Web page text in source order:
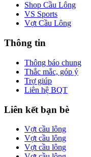
Shop Cầu Lông
VS Sports
Vợt Cầu Lông
Thông tin
Thông báo chung
Thắc mắc, góp ý
Trợ giúp
Liên hệ BQT
Liên kết bạn bè
Vợt cầu lông
Vợt cầu lông
Vợt cầu lông